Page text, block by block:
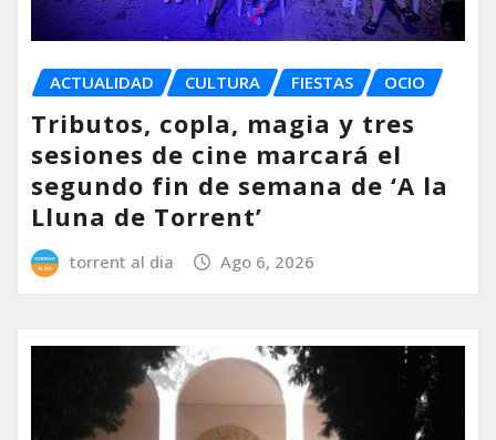
ACTUALIDAD CULTURA FIESTAS OCIO
Tributos, copla, magia y tres
sesiones de cine marcará el
segundo fin de semana de ‘A la
Lluna de Torrent’
torrent al dia Ago 6, 2026